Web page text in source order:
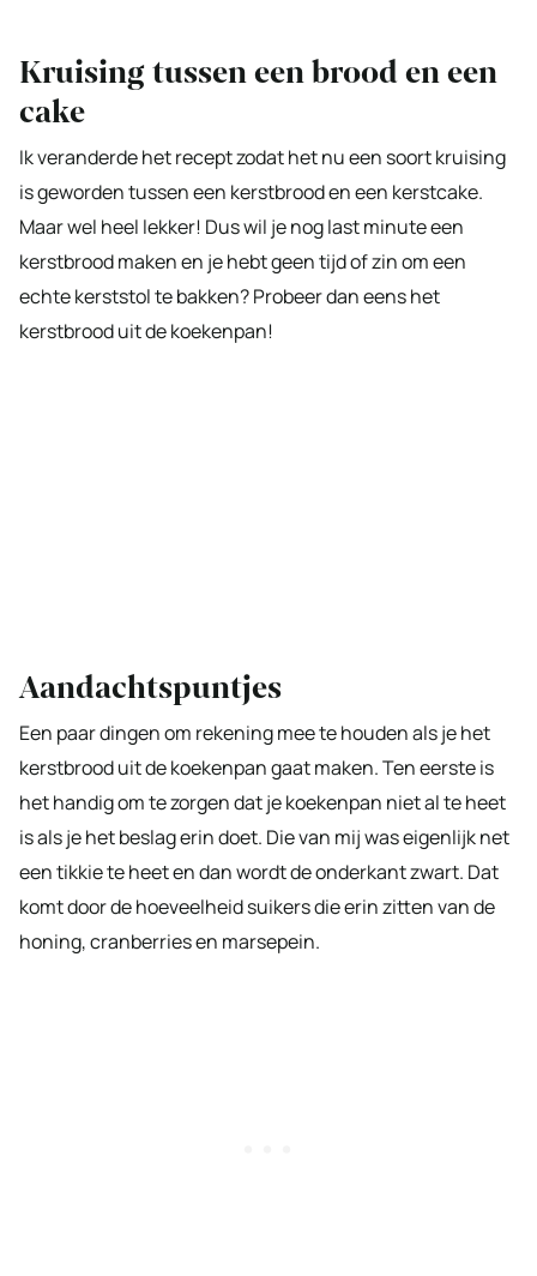
Kruising tussen een brood en een
cake
Ik veranderde het recept zodat het nu een soort kruising
is geworden tussen een kerstbrood en een kerstcake.
Maar wel heel lekker! Dus wil je nog last minute een
kerstbrood maken en je hebt geen tijd of zin om een
echte kerststol te bakken? Probeer dan eens het
kerstbrood uit de koekenpan!
Aandachtspuntjes
Een paar dingen om rekening mee te houden als je het
kerstbrood uit de koekenpan gaat maken. Ten eerste is
het handig om te zorgen dat je koekenpan niet al te heet
is als je het beslag erin doet. Die van mij was eigenlijk net
een tikkie te heet en dan wordt de onderkant zwart. Dat
komt door de hoeveelheid suikers die erin zitten van de
honing, cranberries en marsepein.